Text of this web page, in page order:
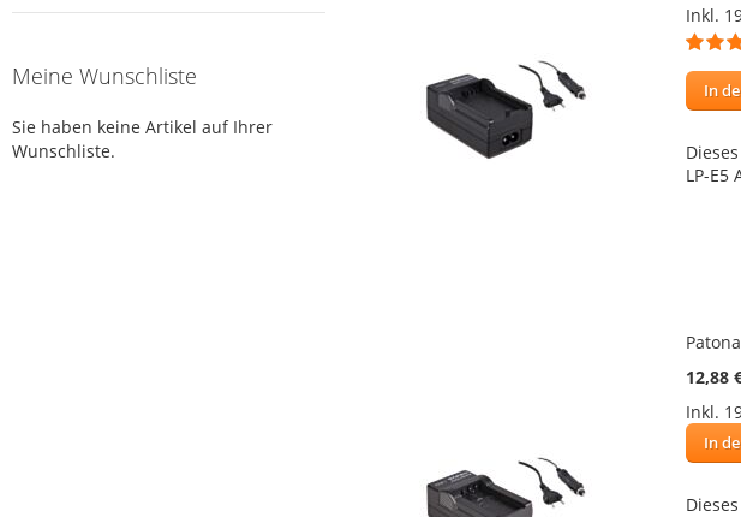
Inkl.
In
LP-E5
12,88
Inkl.
In
Meine Wunschliste
Sie haben keine Artikel auf Ihrer
Wunschliste.